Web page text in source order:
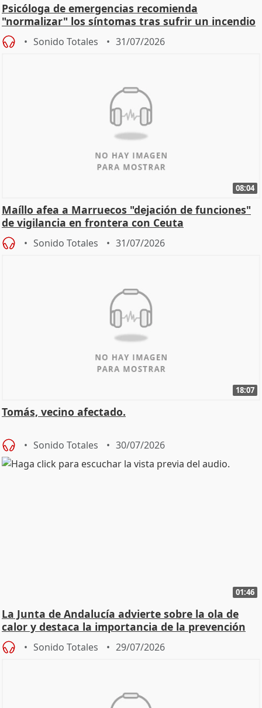
Psicóloga de emergencias recomienda
"normalizar" los síntomas tras sufrir un incendio
Sonido Totales 31/07/2026
08:04
Maíllo afea a Marruecos "dejación de funciones"
de vigilancia en frontera con Ceuta
Sonido Totales 31/07/2026
18:07
Tomás, vecino afectado.
Sonido Totales 30/07/2026
01:46
La Junta de Andalucía advierte sobre la ola de
calor y destaca la importancia de la prevención
Sonido Totales 29/07/2026